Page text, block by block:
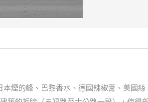
煙的峰、巴黎香水、德國辣椒膏、美國絲